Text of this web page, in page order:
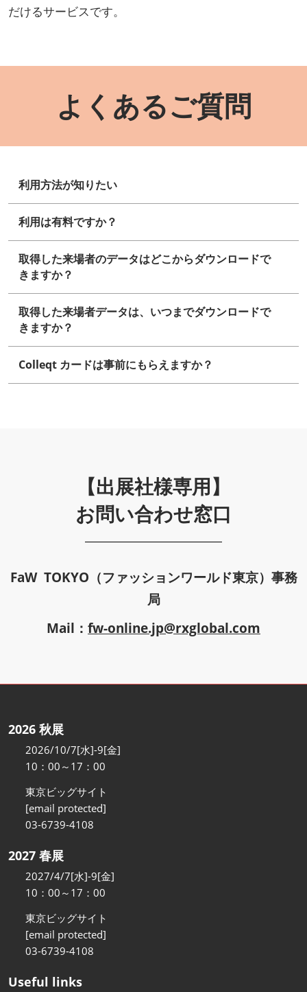
だけるサービスです。
よくあるご質問
利用方法が知りたい
利用は有料ですか？
取得した来場者のデータはどこからダウンロードで
きますか？
取得した来場者データは、いつまでダウンロードで
きますか？
Colleqt カードは事前にもらえますか？
【出展社様専用】
お問い合わせ窓口
FaW TOKYO（ファッションワールド東京）事務
局
Mail： fw-online.jp@rxglobal.com
2026 秋展
2026/10/7[水]-9[金]
10：00～17：00
東京ビッグサイト
[email protected]
03-6739-4108
2027 春展
2027/4/7[水]-9[金]
10：00～17：00
東京ビッグサイト
[email protected]
03-6739-4108
Useful links